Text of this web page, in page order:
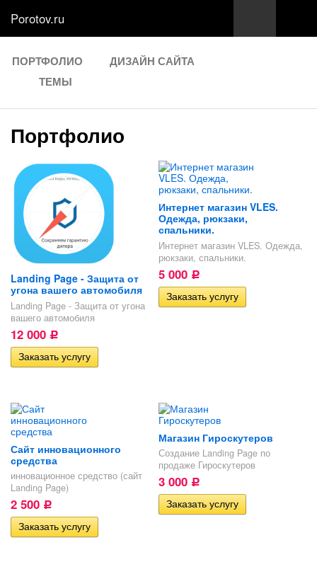
Porotov.ru
ПОРТФОЛИО
ДИЗАЙН САЙТА
ТЕМЫ
Портфолио
Landing Page - Защита от
угона вашего автомобиля
Landing Page - Защита от угона
вашего автомобиля
12 000 Р
Интернет магазин VLES.
Одежда, рюкзаки,
спальники.
Интернет магазин VLES. Одежда,
рюкзаки, спальники.
5 000 Р
Сайт инновационного
средства
инновационное средство (сайт
Landing Page)
2 500 Р
Магазин Гироскутеров
Создание Landing Page по
продаже Гироскутеров
3 000 Р